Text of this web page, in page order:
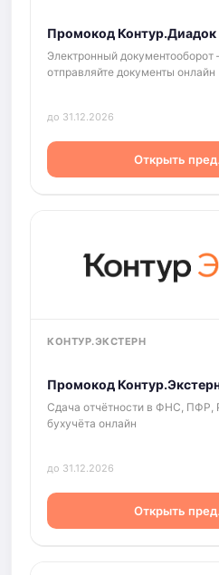
Промокод Контур.Диадок
Электронный
отправляйте документы онлайн
до 31.12.2026
Открыть
КОНТУР.ЭКСТЕРН
Промокод
Сдача отчётности в ФНС, ПФР,
бухучёта онлайн
до 31.12.2026
Открыть